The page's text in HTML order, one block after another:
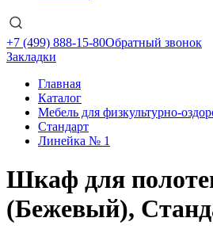
+7 (499) 888-15-80Обратный звонок
Закладки
Главная
Каталог
Мебель для физкультурно-
Стандарт
Линейка № 1
Шкаф для
(Бежевый),